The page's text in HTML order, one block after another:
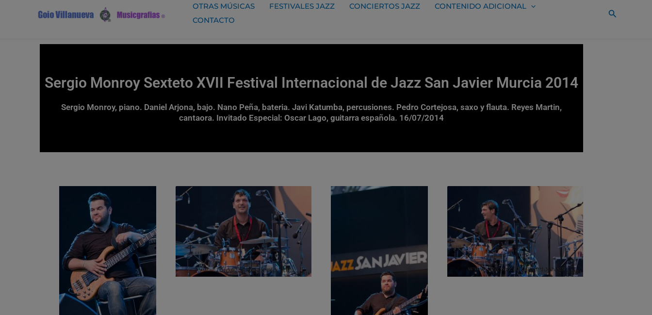
OTRAS MÚSICAS FESTIVALES JAZZ CONCIERTOS JAZZ
CONTENIDO ADICIONAL
CONTACTO
Buscar
Sergio Monroy Sexteto XVII Festival Internacional de Jazz San Javier Murcia 2014
Sergio Monroy, piano. Daniel Arjona, bajo. Nano Peña, bateria. Javi Katumba, percusiones. Pedro Cortejosa, saxo y flauta. Reyes Martin,
cantaora. Invitado Especial: Oscar Lago, guitarra española. 16/07/2014